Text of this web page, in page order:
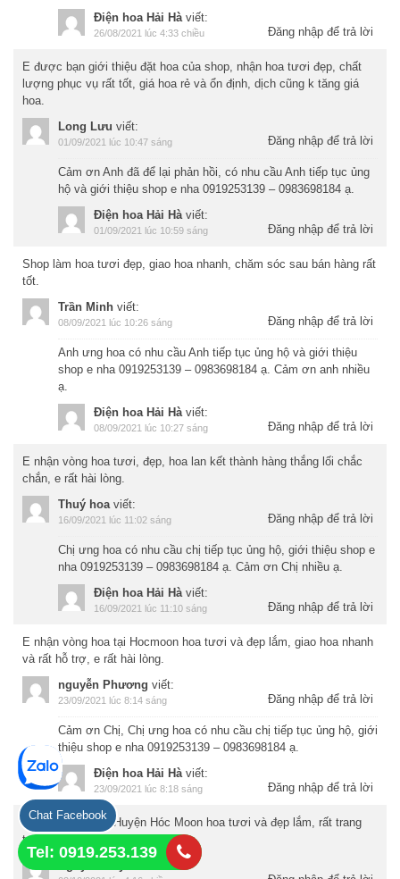
Điện hoa Hải Hà viết:
26/08/2021 lúc 4:33 chiều Đăng nhập để trả lời
Long Lưu viết:
01/09/2021 lúc 10:47 sáng
E được bạn giới thiệu đặt hoa của shop, nhận hoa tươi đẹp, chất
lượng phục vụ rất tốt, giá hoa rẻ và ổn định, dịch cũng k tăng giá
hoa.
Đăng nhập để trả lời
Điện hoa Hải Hà viết:
01/09/2021 lúc 10:59 sáng
Cảm ơn Anh đã để lại phản hồi, có nhu cầu Anh tiếp tục ủng
hộ và giới thiệu shop e nha 0919253139 – 0983698184 ạ.
Đăng nhập để trả lời
Trần Minh viết:
08/09/2021 lúc 10:26 sáng
Shop làm hoa tươi đẹp, giao hoa nhanh, chăm sóc sau bán hàng rất
tốt.
Đăng nhập để trả lời
Điện hoa Hải Hà viết:
08/09/2021 lúc 10:27 sáng
Anh ưng hoa có nhu cầu Anh tiếp tục ủng hộ và giới thiệu
shop e nha 0919253139 – 0983698184 ạ. Cảm ơn anh nhiều
ạ.
Đăng nhập để trả lời
Thuý hoa viết:
16/09/2021 lúc 11:02 sáng
E nhận vòng hoa tươi, đẹp, hoa lan kết thành hàng thắng lối chắc
chắn, e rất hài lòng.
Đăng nhập để trả lời
Điện hoa Hải Hà viết:
16/09/2021 lúc 11:10 sáng
Chị ưng hoa có nhu cầu chị tiếp tục ủng hộ, giới thiệu shop e
nha 0919253139 – 0983698184 ạ. Cảm ơn Chị nhiều ạ.
Đăng nhập để trả lời
nguyễn Phương viết:
23/09/2021 lúc 8:14 sáng
E nhận vòng hoa tại Hocmoon hoa tươi và đẹp lắm, giao hoa nhanh
và rất hỗ trợ, e rất hài lòng.
Đăng nhập để trả lời
Điện hoa Hải Hà viết:
23/09/2021 lúc 8:18 sáng
Cảm ơn Chị, Chị ưng hoa có nhu cầu chị tiếp tục ủng hộ, giới
thiệu shop e nha 0919253139 – 0983698184 ạ.
Đăng nhập để trả lời
E nhận vòng hoa Huyện Hóc Moon hoa tươi và đẹp lắm, rất trang
trọng và thành kính.
Chat Facebook
Tel: 0919.253.139